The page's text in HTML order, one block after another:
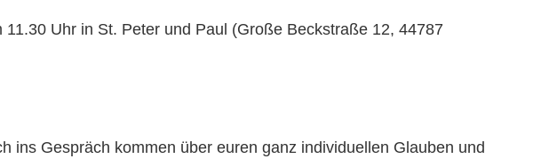
Uhr in St. Peter und Paul (Große Beckstraße 12, 44787
ins Gespräch kommen über euren ganz individuellen Glauben und